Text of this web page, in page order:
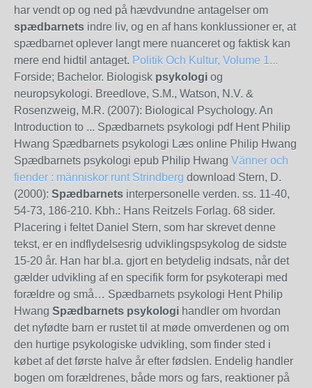
har vendt op og ned på hævdvundne antagelser om
spædbarnets indre liv, og en af hans konklussioner er, at
spædbarnet oplever langt mere nuanceret og faktisk kan
mere end hidtil antaget. Politik Och Kultur, Volume 1...
Forside; Bachelor. Biologisk psykologi og
neuropsykologi. Breedlove, S.M., Watson, N.V. &
Rosenzweig, M.R. (2007): Biological Psychology. An
Introduction to ... Spædbarnets psykologi pdf Hent Philip
Hwang Spædbarnets psykologi Læs online Philip Hwang
Spædbarnets psykologi epub Philip Hwang Vänner och
fiender : människor runt Strindberg download Stern, D.
(2000): Spædbarnets interpersonelle verden. ss. 11-40,
54-73, 186-210. Kbh.: Hans Reitzels Forlag. 68 sider.
Placering i feltet Daniel Stern, som har skrevet denne
tekst, er en indflydelsesrig udviklingspsykolog de sidste
15-20 år. Han har bl.a. gjort en betydelig indsats, når det
gælder udvikling af en specifik form for psykoterapi med
forældre og små… Spædbarnets psykologi Hent Philip
Hwang Spædbarnets psykologi handler om hvordan
det nyfødte barn er rustet til at møde omverdenen og om
den hurtige psykologiske udvikling, som finder sted i
købet af det første halve år efter fødslen. Endelig handler
bogen om forældrenes, både mors og fars, reaktioner på